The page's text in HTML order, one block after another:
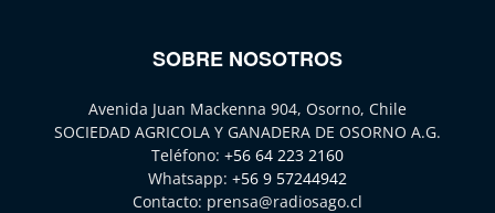
SOBRE NOSOTROS
Avenida Juan Mackenna 904, Osorno, Chile
SOCIEDAD AGRICOLA Y GANADERA DE OSORNO A.G.
Teléfono: +56 64 223 2160
Whatsapp: +56 9 57244942
Contacto: prensa@radiosago.cl